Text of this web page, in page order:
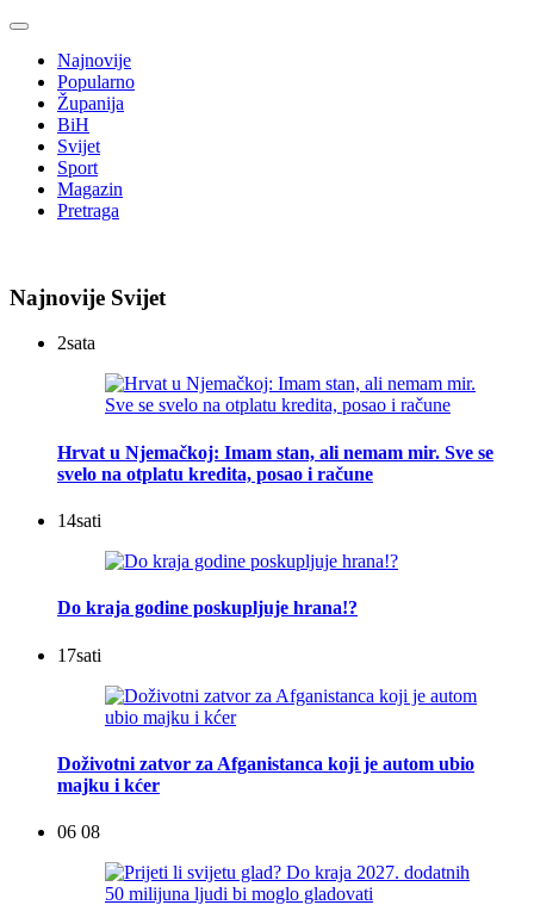
Najnovije
Popularno
Županija
BiH
Svijet
Sport
Magazin
Pretraga
Najnovije Svijet
2sata
Hrvat u Njemačkoj: Imam stan, ali nemam mir. Sve se
svelo na otplatu kredita, posao i račune
14sati
Do kraja godine poskupljuje hrana!?
17sati
Doživotni zatvor za Afganistanca koji je autom ubio
majku i kćer
06 08